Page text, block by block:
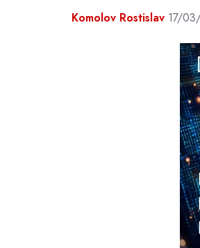
Komolov Rostislav 17/